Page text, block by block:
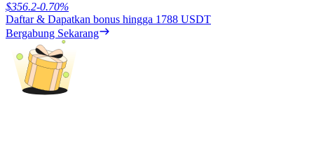
Exclusive for BitMart Users
Register & Trade to Win 500,000 USDT
$356.2-0.70%
Daftar & Dapatkan bonus hingga 1788 USDT
Bergabung Sekarang